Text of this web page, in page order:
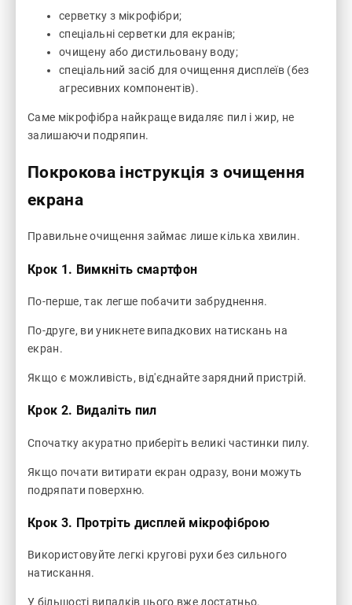
серветку з мікрофібри;
спеціальні серветки для екранів;
очищену або дистильовану воду;
спеціальний засіб для очищення дисплеїв (без
агресивних компонентів).
Саме мікрофібра найкраще видаляє пил і жир, не
залишаючи подряпин.
Покрокова інструкція з очищення
екрана
Правильне очищення займає лише кілька хвилин.
Крок 1. Вимкніть смартфон
По-перше, так легше побачити забруднення.
По-друге, ви уникнете випадкових натискань на
екран.
Якщо є можливість, від'єднайте зарядний пристрій.
Крок 2. Видаліть пил
Спочатку акуратно приберіть великі частинки пилу.
Якщо почати витирати екран одразу, вони можуть
подряпати поверхню.
Крок 3. Протріть дисплей мікрофіброю
Використовуйте легкі кругові рухи без сильного
натискання.
У більшості випадків цього вже достатньо.